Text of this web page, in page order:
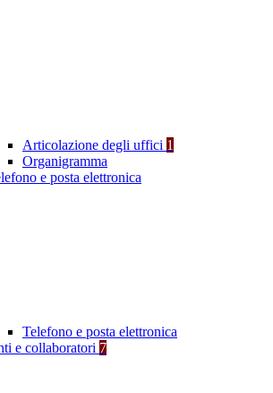
Articolazione degli uffici 1
Organigramma
e posta elettronica
Telefono e posta elettronica
e collaboratori 7